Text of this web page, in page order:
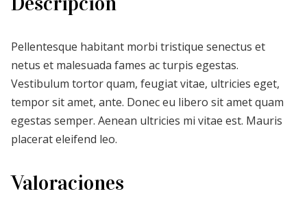
Pellentesque habitant morbi tristique senectus et
netus et malesuada fames ac turpis egestas.
Vestibulum tortor quam, feugiat vitae, ultricies eget,
tempor sit amet, ante. Donec eu libero sit amet quam
egestas semper. Aenean ultricies mi vitae est. Mauris
placerat eleifend leo.
Valoraciones